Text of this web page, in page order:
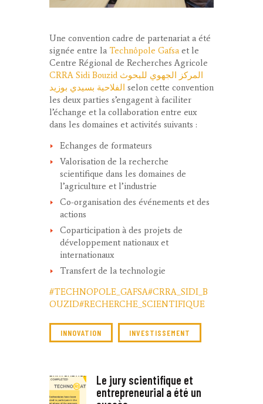
Une convention cadre de partenariat a été
signée entre la Technôpole Gafsa et le
Centre Régional de Recherches Agricole
CRRA Sidi Bouzid المركز الجهوي للبحوث
الفلاحية بسيدي بوزيد selon cette convention
les deux parties s’engagent à faciliter
l’échange et la collaboration entre eux
dans les domaines et activités suivants :
Echanges de formateurs
Valorisation de la recherche
scientifique dans les domaines de
l’agriculture et l’industrie
Co-organisation des événements et des
actions
Coparticipation à des projets de
développement nationaux et
internationaux
Transfert de la technologie
#TECHNOPOLE_GAFSA#CRRA_SIDI_B
OUZID#RECHERCHE_SCIENTIFIQUE
INNOVATION INVESTISSEMENT
Le jury scientifique et
entrepreneurial a été un